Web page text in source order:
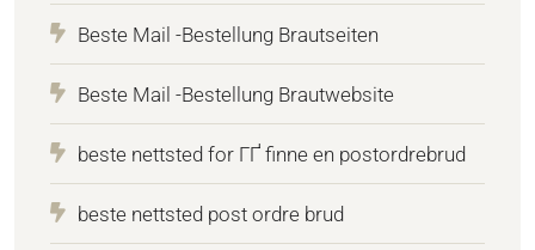
Beste Mail -Bestellung Brautseiten
Beste Mail -Bestellung Brautwebsite
beste nettsted for ГҐ finne en postordrebrud
beste nettsted post ordre brud